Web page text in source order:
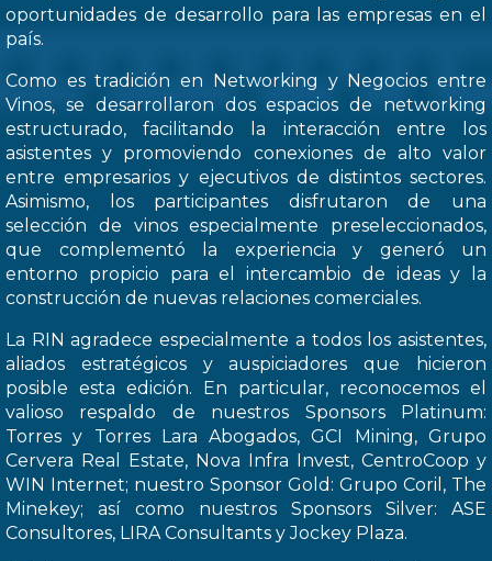
oportunidades de desarrollo para las empresas en el
país.
Como es tradición en Networking y Negocios entre
Vinos, se desarrollaron dos espacios de networking
estructurado, facilitando la interacción entre los
asistentes y promoviendo conexiones de alto valor
entre empresarios y ejecutivos de distintos sectores.
Asimismo, los participantes disfrutaron de una
selección de vinos especialmente preseleccionados,
que complementó la experiencia y generó un
entorno propicio para el intercambio de ideas y la
construcción de nuevas relaciones comerciales.
La RIN agradece especialmente a todos los asistentes,
aliados estratégicos y auspiciadores que hicieron
posible esta edición. En particular, reconocemos el
valioso respaldo de nuestros Sponsors Platinum:
Torres y Torres Lara Abogados, GCI Mining, Grupo
Cervera Real Estate, Nova Infra Invest, CentroCoop y
WIN Internet; nuestro Sponsor Gold: Grupo Coril, The
Minekey; así como nuestros Sponsors Silver: ASE
Consultores, LIRA Consultants y Jockey Plaza.